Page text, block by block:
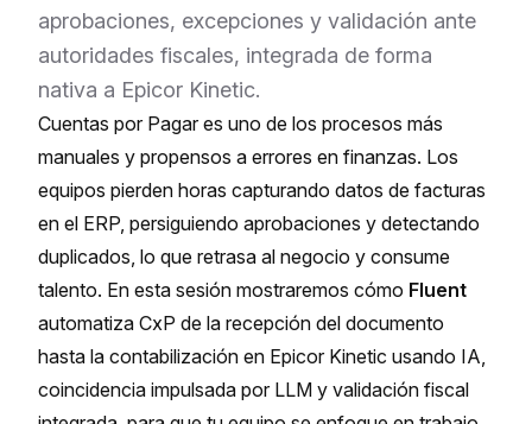
aprobaciones, excepciones y validación ante
autoridades fiscales, integrada de forma
nativa a Epicor Kinetic.
Cuentas por Pagar es uno de los procesos más
manuales y propensos a errores en finanzas. Los
equipos pierden horas capturando datos de facturas
en el ERP, persiguiendo aprobaciones y detectando
duplicados, lo que retrasa al negocio y consume
talento. En esta sesión mostraremos cómo Fluent
automatiza CxP de la recepción del documento
hasta la contabilización en Epicor Kinetic usando IA,
coincidencia impulsada por LLM y validación fiscal